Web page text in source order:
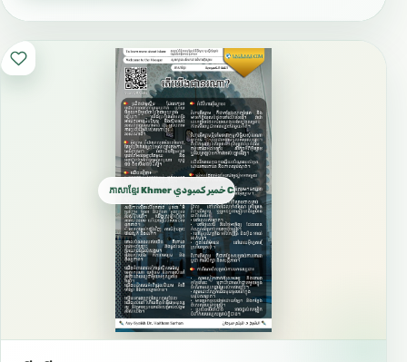
ភាសាខ្មែរ Khmer خمير كمبودي Cambodian